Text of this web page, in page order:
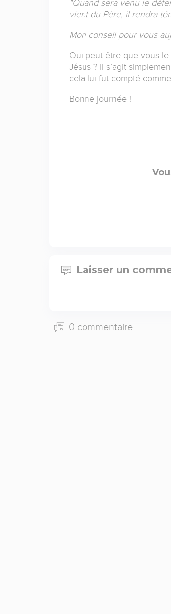
"Quand sera venu le
vient du Père, il rendra
Mon conseil pour vous
Oui peut être que vous le
Jésus ? Il s’agit
cela lui fut compté
Bonne journée !
Laisser un
0 commentaire